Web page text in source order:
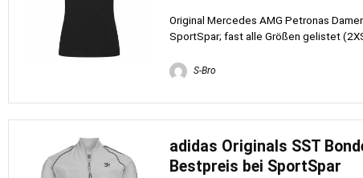
Original Mercedes AMG Petronas
SportSpar; fast alle Größen gelistet
S-Bro
adidas Originals SST
Bestpreis bei SportSpar